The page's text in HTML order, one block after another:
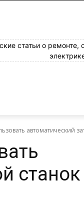
статьи о
автоматический